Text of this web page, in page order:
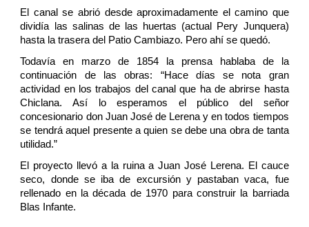
El canal se abrió desde aproximadamente el camino que
dividía las salinas de las huertas (actual Pery Junquera)
hasta la trasera del Patio Cambiazo. Pero ahí se quedó.
Todavía en marzo de 1854 la prensa hablaba de la
continuación de las obras: “Hace días se nota gran
actividad en los trabajos del canal que ha de abrirse hasta
Chiclana. Así lo esperamos el público del señor
concesionario don Juan José de Lerena y en todos tiempos
se tendrá aquel presente a quien se debe una obra de tanta
utilidad.”
El proyecto llevó a la ruina a Juan José Lerena. El cauce
seco, donde se iba de excursión y pastaban vaca, fue
rellenado en la década de 1970 para construir la barriada
Blas Infante.